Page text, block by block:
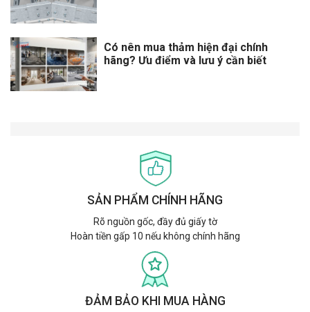
Có nên mua thảm hiện đại chính
hãng? Ưu điểm và lưu ý cần biết
SẢN PHẨM CHÍNH HÃNG
Rõ nguồn gốc, đầy đủ giấy tờ
Hoàn tiền gấp 10 nếu không chính hãng
ĐẢM BẢO KHI MUA HÀNG